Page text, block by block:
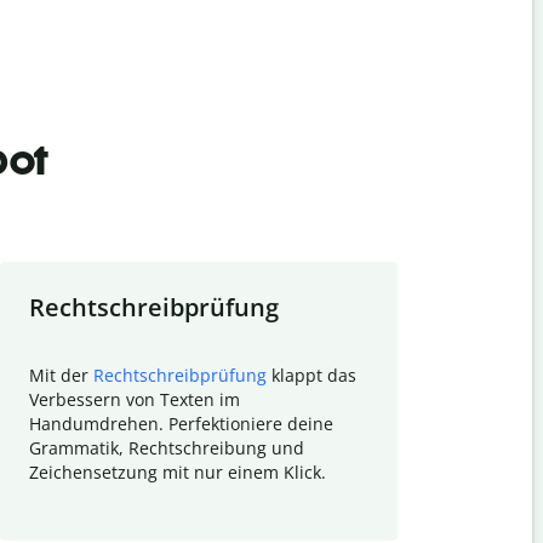
Rechtschreibprüfung
Mit der Rechtschreibprüfung klappt das
Verbessern von Texten im
Handumdrehen. Perfektioniere deine
Grammatik, Rechtschreibung und
Zeichensetzung mit nur einem Klick.